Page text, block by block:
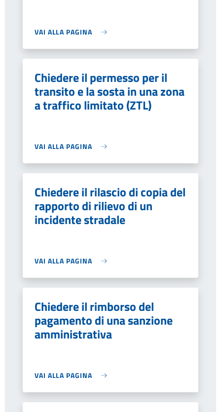
VAI ALLA PAGINA
Chiedere il permesso per il
transito e la sosta in una zona
a traffico limitato (ZTL)
VAI ALLA PAGINA
Chiedere il rilascio di copia del
rapporto di rilievo di un
incidente stradale
VAI ALLA PAGINA
Chiedere il rimborso del
pagamento di una sanzione
amministrativa
VAI ALLA PAGINA